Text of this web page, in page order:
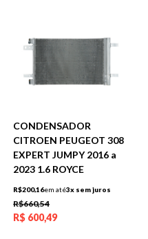
CONDENSADOR
CITROEN PEUGEOT 308
EXPERT JUMPY 2016 a
2023 1.6 ROYCE
R$200,16em até3x sem juros
R$660,54
R$ 600,49